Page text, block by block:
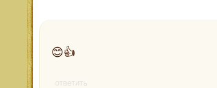
😊👍
ответить